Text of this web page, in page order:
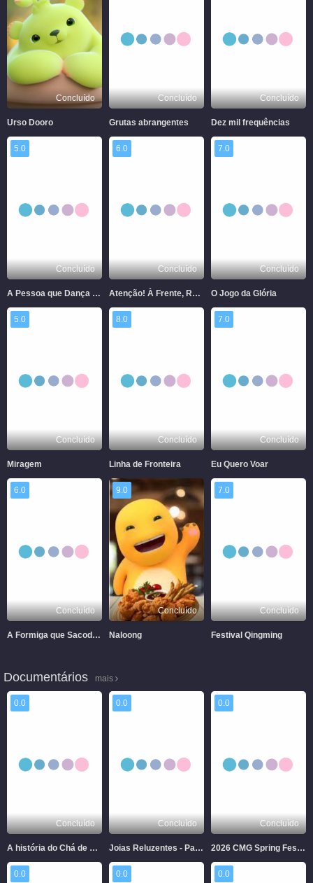
Concluído
Urso Dooro
Concluído
Grutas abrangentes
Concluído
Dez mil frequências
5.0
Concluído
A Pessoa que Dança na Escuridão
6.0
Concluído
Atenção! À Frente, Rumo à Via Láctea
7.0
Concluído
O Jogo da Glória
5.0
Concluído
Miragem
8.0
Concluído
Linha de Fronteira
7.0
Concluído
Eu Quero Voar
6.0
Concluído
A Formiga que Sacode a Árvore
9.0
Concluído
Naloong
7.0
Concluído
Festival Qingming
Documentários mais
0.0
Concluído
A história do Chá de Fujian
0.0
Concluído
Joias Reluzentes - Patrimônios Culturais e Naturais em Fujian
0.0
Concluído
2026 CMG Spring Festival Gala
0.0 0.0 0.0